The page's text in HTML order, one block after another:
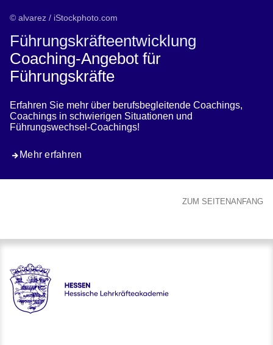
© alvarez / iStockphoto.com
Führungskräfteentwicklung
Coaching-Angebot für
Führungskräfte
Erfahren Sie mehr über berufsbegleitende Coachings,
Coachings in schwierigen Situationen und
Führungswechsel-Coachings!
Mehr erfahren
ZUM SEITENANFANG
Hessen - Hessische Lehrkräfteakademie